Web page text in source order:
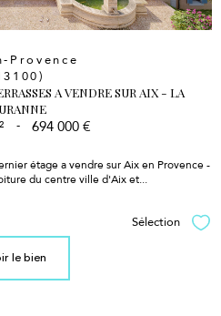
Provence
A VENDRE SUR AIX - LA
- 694 000 €
étage a vendre sur Aix en Provence -
du centre ville d'Aix et...
Sélection
le bien